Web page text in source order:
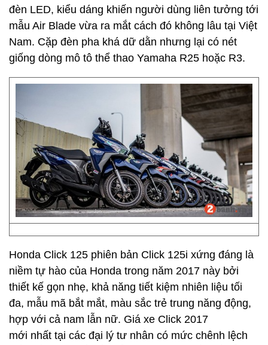
đèn LED, kiểu dáng khiến người dùng liên tưởng tới
mẫu Air Blade vừa ra mắt cách đó không lâu tại Việt
Nam. Cặp đèn pha khá dữ dằn nhưng lại có nét
giống dòng mô tô thể thao Yamaha R25 hoặc R3.
Honda Click 125 phiên bản Click 125i xứng đáng là
niềm tự hào của Honda trong năm 2017 này bởi
thiết kế gọn nhẹ, khả năng tiết kiệm nhiên liệu tối
đa, mẫu mã bắt mắt, màu sắc trẻ trung năng động,
hợp với cả nam lẫn nữ. Giá xe Click 2017
mới nhất tại các đại lý tư nhân có mức chênh lệch